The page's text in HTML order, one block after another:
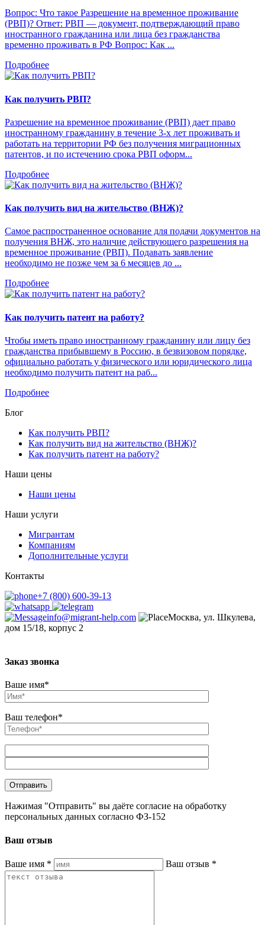
Вопрос: Что такое Разрешение на временное проживание
(РВП)? Ответ: РВП — документ, подтверждающий право
иностранного гражданина или лица без гражданства
временно проживать в РФ Вопрос: Как ...
Подробнее
Как получить РВП?
Разрешение на временное проживание (РВП) дает право
иностранному гражданину в течение 3-х лет проживать и
работать на территории РФ без получения миграционных
патентов, и по истечению срока РВП оформ...
Подробнее
Как получить вид на жительство (ВНЖ)?
Самое распространенное основание для подачи документов на
получения ВНЖ, это наличие действующего разрешения на
временное проживание (РВП). Подавать заявление
необходимо не позже чем за 6 месяцев до ...
Подробнее
Как получить патент на работу?
Чтобы иметь право иностранному гражданину или лицу без
гражданства прибывшему в Россию, в безвизовом порядке,
официально работать у физического или юридического лица
необходимо получить патент на раб...
Подробнее
Блог
Как получить РВП?
Как получить вид на жительство (ВНЖ)?
Как получить патент на работу?
Наши цены
Наши цены
Наши услуги
Мигрантам
Компаниям
Дополнительные услуги
Контакты
+7 (800) 600-39-13
info@migrant-help.com
Москва, ул. Шкулева,
дом 15/18, корпус 2
Заказ звонка
Ваше имя*
Ваш телефон*
Нажимая "Отправить" вы даёте согласие на обработку
персональных данных согласно ФЗ-152
Ваш отзыв
Ваше имя * Ваш отзыв *